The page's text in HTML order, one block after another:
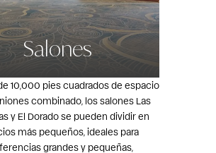
Salones
10,000 pies cuadrados de espacio
combinado, los salones Las
y El Dorado se pueden dividir en
más pequeños, ideales para
grandes y pequeñas,